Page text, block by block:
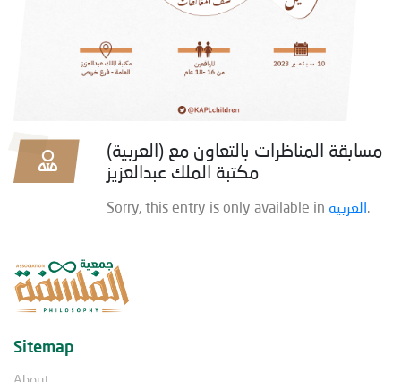
(العربية) مسابقة المناظرات بالتعاون مع
مكتبة الملك عبدالعزيز
Sorry, this entry is only available in العربية.
Sitemap